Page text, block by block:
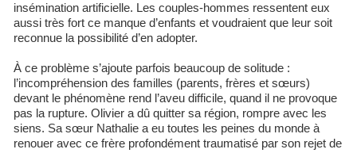
insémination artificielle. Les couples-hommes ressentent eux
aussi très fort ce manque d’enfants et voudraient que leur soit
reconnue la possibilité d’en adopter.
À ce problème s’ajoute parfois beaucoup de solitude :
l’incompréhension des familles (parents, frères et sœurs)
devant le phénomène rend l’aveu difficile, quand il ne provoque
pas la rupture. Olivier a dû quitter sa région, rompre avec les
siens. Sa sœur Nathalie a eu toutes les peines du monde à
renouer avec ce frère profondément traumatisé par son rejet de